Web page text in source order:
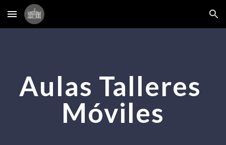
Skip to main content Skip to navigation
Aulas Talleres
Móviles